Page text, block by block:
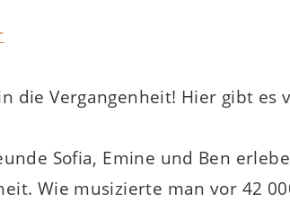
die Vergangenheit! Hier gibt es
Sofia, Emine und Ben
Wie musizierte man vor 42